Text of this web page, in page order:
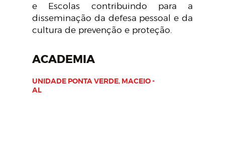
e Escolas contribuindo para a
disseminação da defesa pessoal e da
cultura de prevenção e proteção.
ACADEMIA
UNIDADE PONTA VERDE, MACEIO -
AL